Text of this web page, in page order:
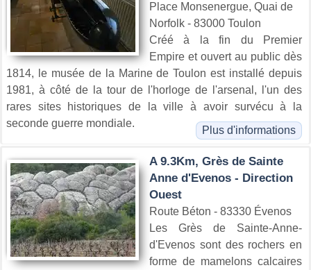
Place Monsenergue, Quai de
Norfolk - 83000 Toulon
Créé à la fin du Premier
Empire et ouvert au public dès
1814, le musée de la Marine de Toulon est installé depuis
1981, à côté de la tour de l'horloge de l'arsenal, l'un des
rares sites historiques de la ville à avoir survécu à la
seconde guerre mondiale.
Plus d'informations
A 9.3Km, Grès de Sainte
Anne d'Evenos - Direction
Ouest
Route Béton - 83330 Évenos
Les Grès de Sainte-Anne-
d'Evenos sont des rochers en
forme de mamelons calcaires